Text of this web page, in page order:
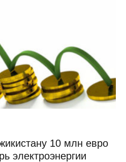
10 млн евро
электроэнергии